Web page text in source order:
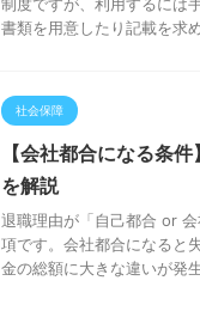
書類を用意したり記載を求
社会保障
【会社都合になる条
を解説
退職理由が「自己都合 or
項です。会社都合になると
金の総額に大きな違いが発